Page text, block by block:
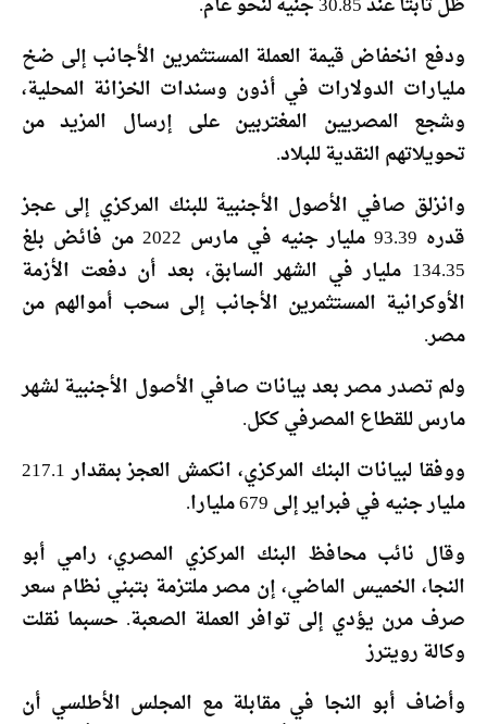
ودفع انخفاض قيمة العملة المستثمرين الأجانب إلى ضخ
مليارات الدولارات في أذون وسندات الخزانة المحلية،
وشجع المصريين المغتربين على إرسال المزيد من
تحويلاتهم النقدية للبلاد.
وانزلق صافي الأصول الأجنبية للبنك المركزي إلى عجز
قدره 93.39 مليار جنيه في مارس 2022 من فائض بلغ
134.35 مليار في الشهر السابق، بعد أن دفعت الأزمة
الأوكرانية المستثمرين الأجانب إلى سحب أموالهم من
مصر.
ولم تصدر مصر بعد بيانات صافي الأصول الأجنبية لشهر
مارس للقطاع المصرفي ككل.
ووفقا لبيانات البنك المركزي، انكمش العجز بمقدار 217.1
مليار جنيه في فبراير إلى 679 مليارا.
وقال نائب محافظ البنك المركزي المصري، رامي أبو
النجا، الخميس الماضي، إن مصر ملتزمة بتبني نظام سعر
صرف مرن يؤدي إلى توافر العملة الصعبة. حسبما نقلت
وكالة رويترز
وأضاف أبو النجا في مقابلة مع المجلس الأطلسي أن